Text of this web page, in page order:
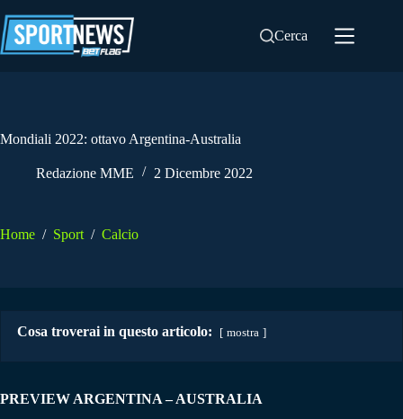
al
contenuto
Cerca
Mondiali 2022: ottavo Argentina-Australia
Redazione MME 2 Dicembre 2022
Home / Sport / Calcio
Cosa troverai in questo articolo: mostra
PREVIEW ARGENTINA – AUSTRALIA